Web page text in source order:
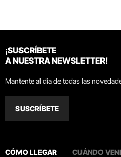
¡SUSCRÍBETE
A NUESTRA NEWSLETTER!
Mantente al día de todas las
SUSCRÍBETE
CÓMO LLEGAR CUÁNDO